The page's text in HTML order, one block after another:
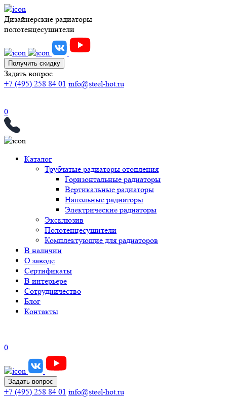
Дизайнерские радиаторы
полотенцесушители
Получить скидку
Задать вопрос
+7 (495) 258 84 01 info@steel-hot.ru
0
Каталог
Трубчатые радиаторы отопления
Горизонтальные радиаторы
Вертикальные радиаторы
Напольные радиаторы
Электрические радиаторы
Эксклюзив
Полотенцесушители
Комплектующие для радиаторов
В наличии
О заводе
Сертификаты
В интерьере
Сотрудничество
Блог
Контакты
0
Задать вопрос
+7 (495) 258 84 01 info@steel-hot.ru